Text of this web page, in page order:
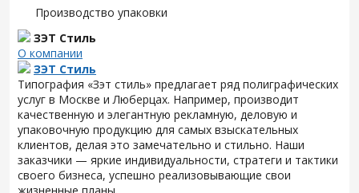
Производство упаковки
ЗЭТ Стиль
О компании
ЗЭТ Стиль
Типография «Зэт cтиль» предлагает ряд полиграфических
услуг в Москве и Люберцах. Например, производит
качественную и элегантную рекламную, деловую и
упаковочную продукцию для самых взыскательных
клиентов, делая это замечательно и стильно. Наши
заказчики — яркие индивидуальности, стратеги и тактики
своего бизнеса, успешно реализовывающие свои